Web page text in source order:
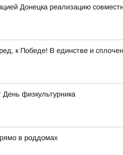
Донецка реализацию
к Победе! В единстве и
физкультурника
в роддомах